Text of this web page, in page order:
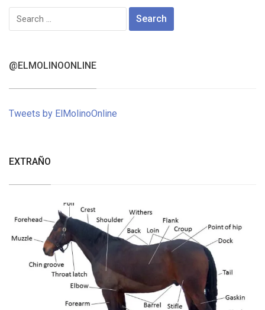
Search
for:
@ELMOLINOONLINE
Tweets by ElMolinoOnline
EXTRAÑO